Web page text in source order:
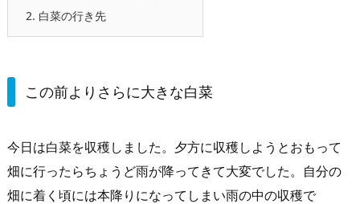
2. 白菜の行き先
この前よりさらに大きな白菜
今日は白菜を収穫しました。夕方に収穫しようとおもって
畑に行ったらちょうど雨が降ってきて大変でした。自分の
畑に着く頃には本降りになってしまい雨の中の収穫で